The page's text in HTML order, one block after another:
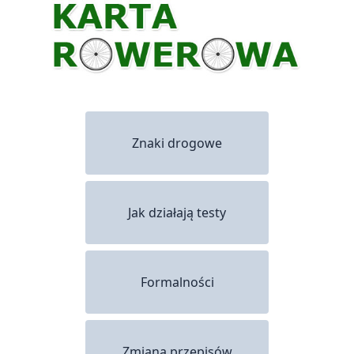
Znaki drogowe
Jak działają testy
Formalności